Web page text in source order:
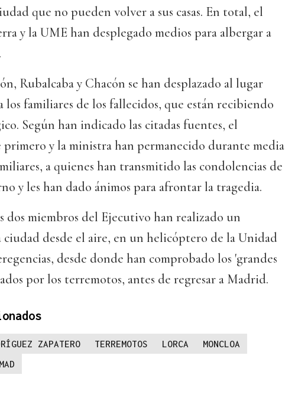
que no pueden volver a sus casas. En total, el
y la UME han desplegado medios para albergar a
Rubalcaba y Chacón se han desplazado al lugar
familiares de los fallecidos, que están recibiendo
Según han indicado las citadas fuentes, el
y la ministra han permanecido durante media
a quienes han transmitido las condolencias de
y les han dado ánimos para afrontar la tragedia.
dos miembros del Ejecutivo han realizado un
desde el aire, en un helicóptero de la Unidad
desde donde han comprobado los 'grandes
por los terremotos, antes de regresar a Madrid.
ZAPATERO TERREMOTOS LORCA
MONCLOA